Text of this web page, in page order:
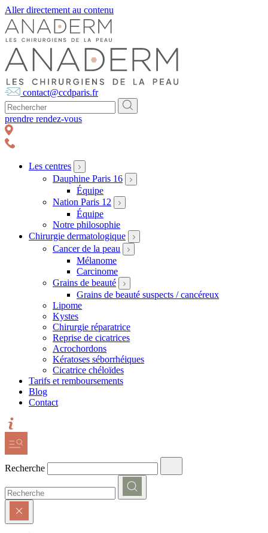
Aller directement au contenu
contact@ccdparis.fr
prendre rendez-vous
Les centres
Dauphine Paris 16
Équipe
Nation Paris 12
Équipe
Notre philosophie
Chirurgie dermatologique
Cancer de la peau
Mélanome
Carcinome
Grains de beauté
Grains de beauté suspects / cancéreux
Lipome
Kystes
Chirurgie réparatrice
Reprise de cicatrices
Acrochordons
Kératoses séborrhéiques
Cicatrice chéloïdes
Tarifs et remboursements
Blog
Contact
Recherche